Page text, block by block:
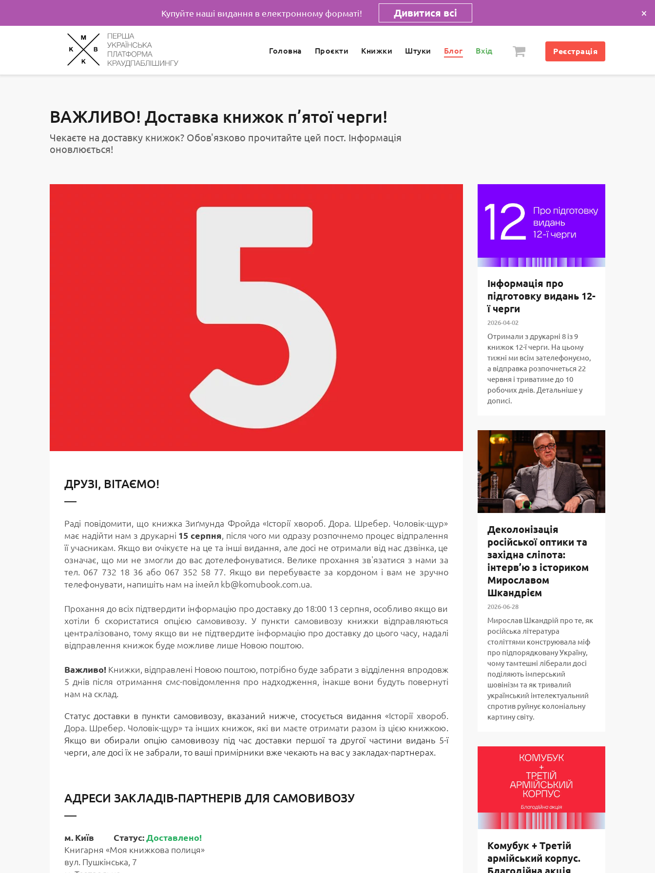
Купуйте наші видання в електронному форматі! Дивитися всі ×
Головна Проєкти Книжки Штуки Блог Вхід Реєстрація
ВАЖЛИВО! Доставка книжок п’ятої черги!
Чекаєте на доставку книжок? Обов'язково прочитайте цей пост. Інформація
оновлюється!
ДРУЗІ, ВІТАЄМО!
Раді повідомити, що книжка Зиґмунда Фройда «Історії хвороб. Дора. Шребер. Чоловік-щур»
має надійти нам з друкарні 15 серпня, після чого ми одразу розпочнемо процес відпралення
її учасникам. Якщо ви очікуєте на це та інші видання, але досі не отримали від нас дзвінка, це
означає, що ми не змогли до вас дотелефонуватися. Велике прохання зв'язатися з нами за
тел. 067 732 18 36 або 067 352 58 77. Якщо ви перебуваєте за кордоном і вам не зручно
телефонувати, напишіть нам на імейл kb@komubook.com.ua.
Прохання до всіх підтвердити інформацію про доставку до 18:00 13 серпня, особливо якщо ви
хотіли б скористатися опцією самовивозу. У пункти самовивозу книжки відправляються
централізовано, тому якщо ви не підтвердите інформацію про доставку до цього часу, надалі
відправлення книжок буде можливе лише Новою поштою.
Важливо! Книжки, відправлені Новою поштою, потрібно буде забрати з відділення впродовж
5 днів після отримання смс-повідомлення про надходження, інакше вони будуть повернуті
нам на склад.
Статус доставки в пункти самовивозу, вказаний нижче, стосується видання«Історії хвороб.
Дора. Шребер. Чоловік-щур» та інших книжок, які ви маєте отримати разом із цією книжкою.
Якщо ви обирали опцію самовивозу під час доставки першої та другої частини видань 5-ї
черги, але досі їх не забрали, то ваші примірники вже чекають на вас у закладах-партнерах.
АДРЕСИ ЗАКЛАДІВ-ПАРТНЕРІВ ДЛЯ САМОВИВОЗУ
м. Київ Статус:Доставлено!
Книгарня «Моя книжкова полиця»
вул. Пушкінська, 7
Інформація про
підготовку видань 12-
ї черги
2026-04-02
Отримали з друкарні 8 із 9
книжок 12-ї черги. На цьому
тижні ми всім зателефонуємо,
а відправка розпочнеться 22
червня і триватиме до 10
робочих днів. Детальніше у
дописі.
Деколонізація
російської оптики та
західна сліпота:
інтерв’ю з істориком
Мирославом
Шкандрієм
2026-06-28
Мирослав Шкандрій про те, як
російська література
століттями конструювала міф
про підпорядковану Україну,
чому тамтешні ліберали досі
поділяють імперський
шовінізм та як тривалий
український інтелектуальний
спротив руйнує колоніальну
картину світу.
Комубук + Третій
армійський корпус.
Благодійна акція